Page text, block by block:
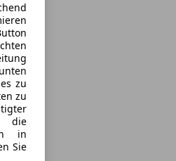
zu
zu
die
in
Sie